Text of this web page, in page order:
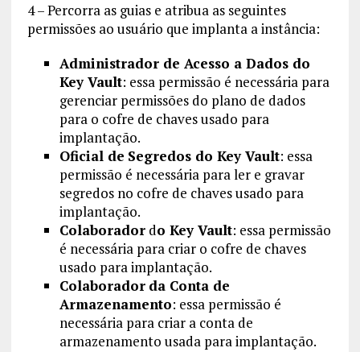
4 – Percorra as guias e atribua as seguintes
permissões ao usuário que implanta a instância:
Administrador de Acesso a Dados do
Key Vault: essa permissão é necessária para
gerenciar permissões do plano de dados
para o cofre de chaves usado para
implantação.
Oficial de Segredos do Key Vault: essa
permissão é necessária para ler e gravar
segredos no cofre de chaves usado para
implantação.
Colaboradordo Key Vault: essa permissão
é necessária para criar o cofre de chaves
usado para implantação.
Colaborador da Conta de
Armazenamento: essa permissão é
necessária para criar a conta de
armazenamento usada para implantação.